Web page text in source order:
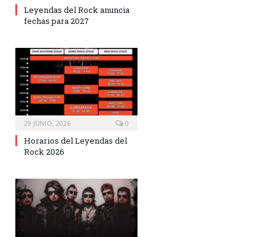
Leyendas del Rock anuncia
fechas para 2027
29 JUNIO, 2026 0
Horarios del Leyendas del
Rock 2026